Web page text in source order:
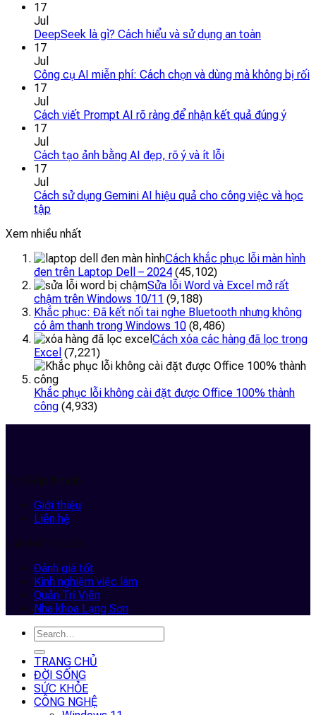
17
Jul
DeepSeek là gì? Cách hiểu và sử dụng an toàn
17
Jul
Công cụ AI miễn phí: Cách chọn và dùng mà không bị rối
17
Jul
Cách viết Prompt AI rõ ràng để nhận kết quả đúng ý
17
Jul
Cách tạo ảnh bằng AI đẹp, rõ ý và ít lỗi
17
Jul
Cách sử dụng Gemini AI hiệu quả cho công việc và học
tập
Xem nhiều nhất
Cách khắc phục lỗi màn hình
đen trên Laptop Dell – 2024 (45,102)
Sửa lỗi Word và Excel mở rất
chậm trên Windows 10/11 (9,188)
Khắc phục: Đã kết nối tai nghe Bluetooth nhưng không
có âm thanh trong Windows 10 (8,486)
Cách xóa các hàng đã lọc trong
Excel (7,221)
Khắc phục lỗi không cài đặt được Office 100% thành
công (4,933)
Trợ Giúp Nhanh
Giới thiệu
Liên hệ
Liên kết hữu ích
Đánh giá tốt
Kinh nghiệm việc làm
Quản Trị Viên
Nha khoa Lạng Sơn
TRANG CHỦ
ĐỜI SỐNG
SỨC KHỎE
CÔNG NGHỆ